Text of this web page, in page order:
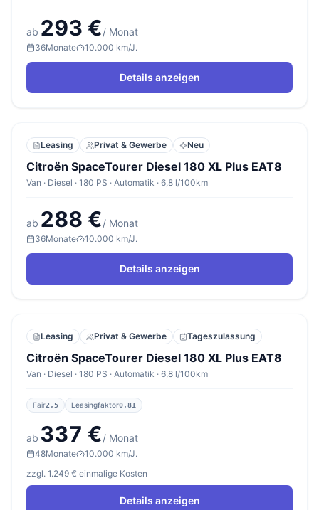
ab 293 €/ Monat
36Monate 10.000 km/J.
Details anzeigen
Leasing Privat & Gewerbe Neu
Citroën SpaceTourer Diesel 180 XL Plus EAT8
Van · Diesel · 180 PS · Automatik · 6,8 l/100km
ab 288 €/ Monat
36Monate 10.000 km/J.
Details anzeigen
Leasing Privat & Gewerbe Tageszulassung
Citroën SpaceTourer Diesel 180 XL Plus EAT8
Van · Diesel · 180 PS · Automatik · 6,8 l/100km
Fair2,5 Leasingfaktor0,81
ab 337 €/ Monat
48Monate
10.000 km/J.
zzgl. 1.249 € einmalige Kosten
Details anzeigen